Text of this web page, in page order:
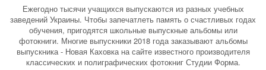
Ежегодно тысячи учащихся выпускаются из разных учебных
заведений Украины. Чтобы запечатлеть память о счастливых годах
обучения, пригодятся школьные выпускные альбомы или
фотокниги. Многие выпускники 2018 года заказывают альбомы
выпускника - Новая Каховка на сайте известного производителя
классических и полиграфических фотокниг Студии Форма.